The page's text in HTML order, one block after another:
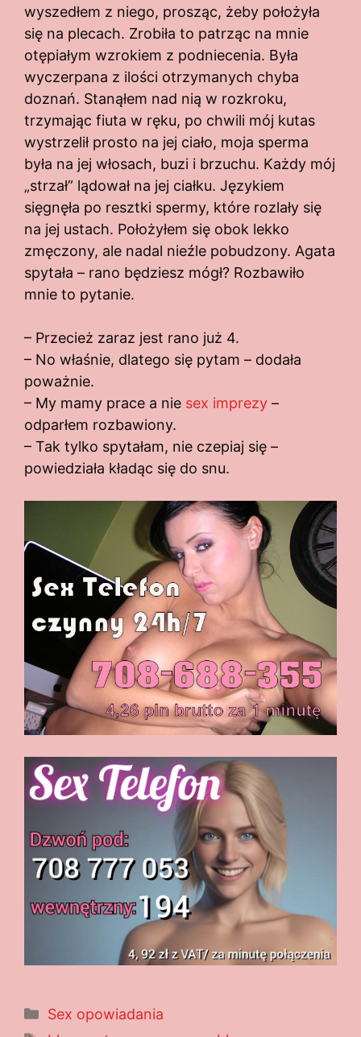
wyszedłem z niego, prosząc, żeby położyła
się na plecach. Zrobiła to patrząc na mnie
otępiałym wzrokiem z podniecenia. Była
wyczerpana z ilości otrzymanych chyba
doznań. Stanąłem nad nią w rozkroku,
trzymając fiuta w ręku, po chwili mój kutas
wystrzelił prosto na jej ciało, moja sperma
była na jej włosach, buzi i brzuchu. Każdy mój
„strzał” lądował na jej ciałku. Językiem
sięgnęła po resztki spermy, które rozlały się
na jej ustach. Położyłem się obok lekko
zmęczony, ale nadal nieźle pobudzony. Agata
spytała – rano będziesz mógł? Rozbawiło
mnie to pytanie.
– Przecież zaraz jest rano już 4.
– No właśnie, dlatego się pytam – dodała
poważnie.
– My mamy prace a nie sex imprezy –
odparłem rozbawiony.
– Tak tylko spytałam, nie czepiaj się –
powiedziała kładąc się do snu.
Kategorie
Sex opowiadania